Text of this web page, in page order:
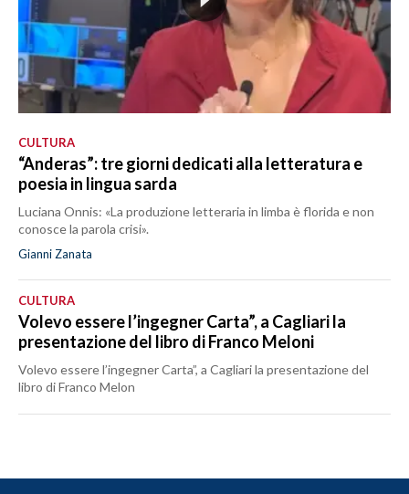
CULTURA
“Anderas”: tre giorni dedicati alla letteratura e
poesia in lingua sarda
Luciana Onnis: «La produzione letteraria in limba è florida e non
conosce la parola crisi».
Gianni Zanata
CULTURA
Volevo essere l’ingegner Carta”, a Cagliari la
presentazione del libro di Franco Meloni
Volevo essere l’ingegner Carta”, a Cagliari la presentazione del
libro di Franco Melon